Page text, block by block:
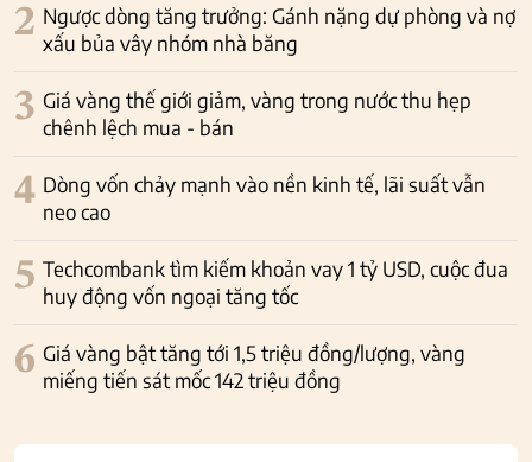
2 Ngược dòng tăng trưởng: Gánh nặng dự phòng và nợ
xấu bủa vây nhóm nhà băng
3 Giá vàng thế giới giảm, vàng trong nước thu hẹp
chênh lệch mua - bán
4 Dòng vốn chảy mạnh vào nền kinh tế, lãi suất vẫn
neo cao
5 Techcombank tìm kiếm khoản vay 1 tỷ USD, cuộc đua
huy động vốn ngoại tăng tốc
6 Giá vàng bật tăng tới 1,5 triệu đồng/lượng, vàng
miếng tiến sát mốc 142 triệu đồng